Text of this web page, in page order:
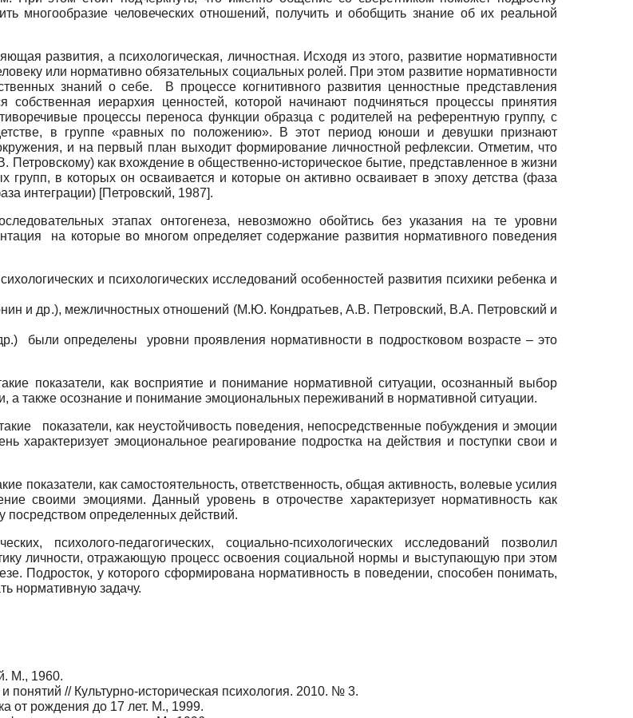
многообразие человеческих отношений, получить и обобщить знание об их реальной
развития, а психологическая, личностная. Исходя из этого, развитие нормативности
или нормативно обязательных социальных ролей. При этом развитие нормативности
знаний о себе. В процессе когнитивного развития ценностные представления
собственная иерархия ценностей, которой начинают подчиняться процессы принятия
процессы переноса функции образца с родителей на референтную группу, с
в группе «равных по положению». В этот период юноши и девушки признают
и на первый план выходит формирование личностной рефлексии. Отметим, что
Петровскому) как вхождение в общественно-историческое бытие, представленное в жизни
групп, в которых он осваивается и которые он активно осваивает в эпоху детства (фаза
интеграции) [Петровский, 1987].
этапах онтогенеза, невозможно обойтись без указания на те уровни
на которые во многом определяет содержание развития нормативного поведения
и психологических исследований особенностей развития психики ребенка и
и др.), межличностных отношений (М.Ю. Кондратьев, А.В. Петровский, В.А. Петровский и
были определены уровни проявления нормативности в подростковом возрасте – это
показатели, как восприятие и понимание нормативной ситуации, осознанный выбор
а также осознание и понимание эмоциональных переживаний в нормативной ситуации.
показатели, как неустойчивость поведения, непосредственные побуждения и эмоции
характеризует эмоциональное реагирование подростка на действия и поступки свои и
показатели, как самостоятельность, ответственность, общая активность, волевые усилия
своими эмоциями. Данный уровень в отрочестве характеризует нормативность как
посредством определенных действий.
психолого-педагогических, социально-психологических исследований позволил
личности, отражающую процесс освоения социальной нормы и выступающую при этом
Подросток, у которого сформирована нормативность в поведении, способен понимать,
нормативную задачу.
М., 1960.
// Культурно-историческая психология. 2010. № 3.
от рождения до 17 лет. М., 1999.